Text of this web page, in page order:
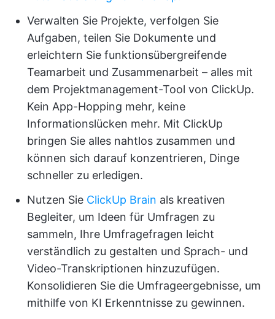
Verwalten Sie Projekte, verfolgen Sie
Aufgaben, teilen Sie Dokumente und
erleichtern Sie funktionsübergreifende
Teamarbeit und Zusammenarbeit – alles mit
dem Projektmanagement-Tool von ClickUp.
Kein App-Hopping mehr, keine
Informationslücken mehr. Mit ClickUp
bringen Sie alles nahtlos zusammen und
können sich darauf konzentrieren, Dinge
schneller zu erledigen.
Nutzen Sie ClickUp Brain als kreativen
Begleiter, um Ideen für Umfragen zu
sammeln, Ihre Umfragefragen leicht
verständlich zu gestalten und Sprach- und
Video-Transkriptionen hinzuzufügen.
Konsolidieren Sie die Umfrageergebnisse, um
mithilfe von KI Erkenntnisse zu gewinnen.